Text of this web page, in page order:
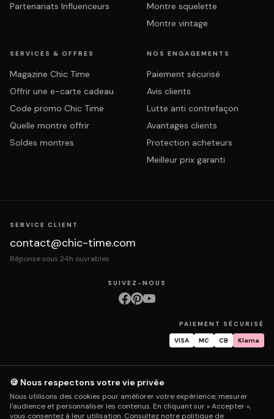
Partenariats Influenceurs
Montre squelette
Montre vintage
SERVICES & OFFRES
Magazine Chic Time
Offrir une e-carte cadeau
Code promo Chic Time
Quelle montre offrir
Soldes montres
NOS ENGAGEMENTS
Paiement sécurisé
Avis clients
Lutte anti contrefaçon
Avantages clients
Protection acheteurs
Meilleur prix garanti
SERVICE CLIENT
contact@chic-time.com
Réponse sous 24h ouvrables
SUIVEZ-NOUS
PAIEMENT SÉCURISÉ
VISA MC CB Klarna
À proposContactMentions légales CGVProtection des données
Retours & échangesDroit de rétractationLivraisonSuivi commande
Garantie & réparationFAQMon compte
🍪 Nous respectons votre vie privée
Nous utilisons des cookies pour améliorer votre expérience, mesurer
l'audience et personnaliser les contenus. En cliquant sur « Accepter »,
vous consentez à leur utilisation. Consultez notre politique de